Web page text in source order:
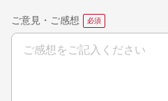
ご意見・ご感想